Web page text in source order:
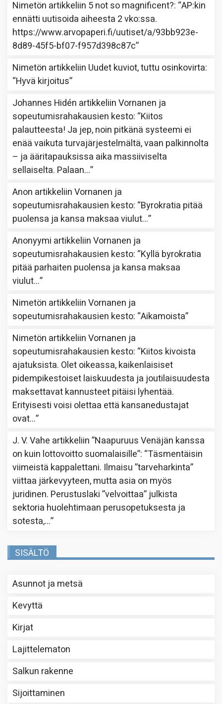
Nimetön artikkeliin 5 not so magnificent?: “AP:kin
ennätti uutisoida aiheesta 2 vko:ssa.
https://www.arvopaperi.fi/uutiset/a/93bb923e-
8d89-45f5-bf07-f957d398c87c”
Nimetön artikkeliin Uudet kuviot, tuttu osinkovirta:
“Hyvä kirjoitus”
Johannes Hidén artikkeliinVornanen ja
sopeutumisrahakausien kesto: “Kiitos
palautteesta! Ja jep, noin pitkänä systeemi ei
enää vaikuta turvajärjestelmältä, vaan palkinnolta
– ja ääritapauksissa aika massiiviselta
sellaiselta. Palaan…”
Anon artikkeliinVornanen ja
sopeutumisrahakausien kesto: “Byrokratia pitää
puolensa ja kansa maksaa viulut…”
Anonyymi artikkeliinVornanen ja
sopeutumisrahakausien kesto: “Kyllä byrokratia
pitää parhaiten puolensa ja kansa maksaa
viulut…”
Nimetön artikkeliinVornanen ja
sopeutumisrahakausien kesto: “Aikamoista”
Nimetön artikkeliinVornanen ja
sopeutumisrahakausien kesto: “Kiitos kivoista
ajatuksista. Olet oikeassa, kaikenlaisiset
pidempikestoiset laiskuudesta ja joutilaisuudesta
maksettavat kannusteet pitäisi lyhentää.
Erityisesti voisi olettaa että kansanedustajat
ovat…”
J. V. Vahe artikkeliin”Naapuruus Venäjän kanssa
on kuin lottovoitto suomalaisille”: “Täsmentäisin
viimeistä kappalettani. Ilmaisu ”tarveharkinta”
viittaa järkevyyteen, mutta asia on myös
juridinen. Perustuslaki ”velvoittaa” julkista
sektoria huolehtimaan perusopetuksesta ja
sotesta,…”
SISÄLTÖ
Asunnot ja metsä
Kevyttä
Kirjat
Lajittelematon
Salkun rakenne
Sijoittaminen